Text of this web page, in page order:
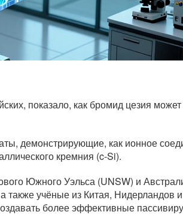
показало, как бромид цезия может
демонстрирующие, как ионное
кремния (c-Si).
Южного Уэльса (UNSW) и
также учёные из Китая, Нидерландов
более эффективные